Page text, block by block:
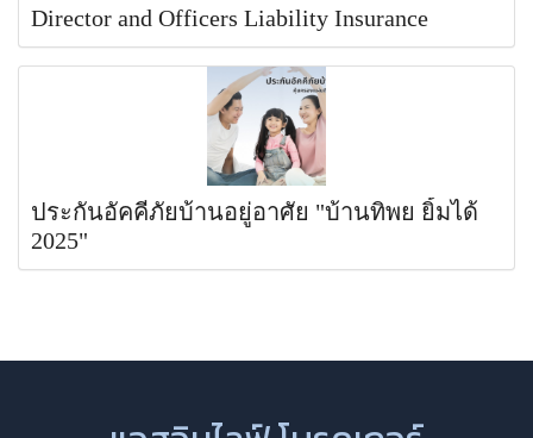
Director and Officers Liability Insurance
ประกันอัคคีภัยบ้านอยู่อาศัย "บ้านทิพย ยิ้มได้
2025"